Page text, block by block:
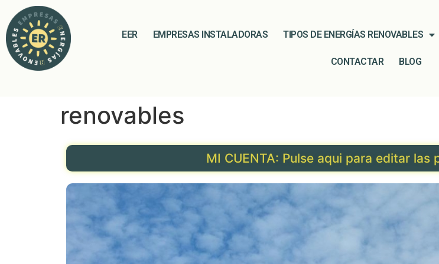
EER EMPRESAS INSTALADORAS TIPOS DE ENERGÍAS RENOVABLES
CONTACTAR BLOG
renovables
MI CUENTA: Pulse aqui para editar